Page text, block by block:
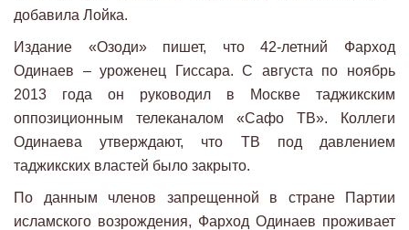
добавила Лойка.
Издание «Озоди» пишет, что 42-летний Фарход
Одинаев – уроженец Гиссара. С августа по ноябрь
2013 года он руководил в Москве таджикским
оппозиционным телеканалом «Сафо ТВ». Коллеги
Одинаева утверждают, что ТВ под давлением
таджикских властей было закрыто.
По данным членов запрещенной в стране Партии
исламского возрождения, Фарход Одинаев проживает